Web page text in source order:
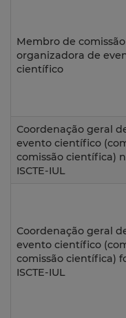
Membro de comissão
organizadora de
científico
Coordenação geral
evento científico
comissão científica)
ISCTE-IUL
Coordenação geral
evento científico
comissão científica)
ISCTE-IUL